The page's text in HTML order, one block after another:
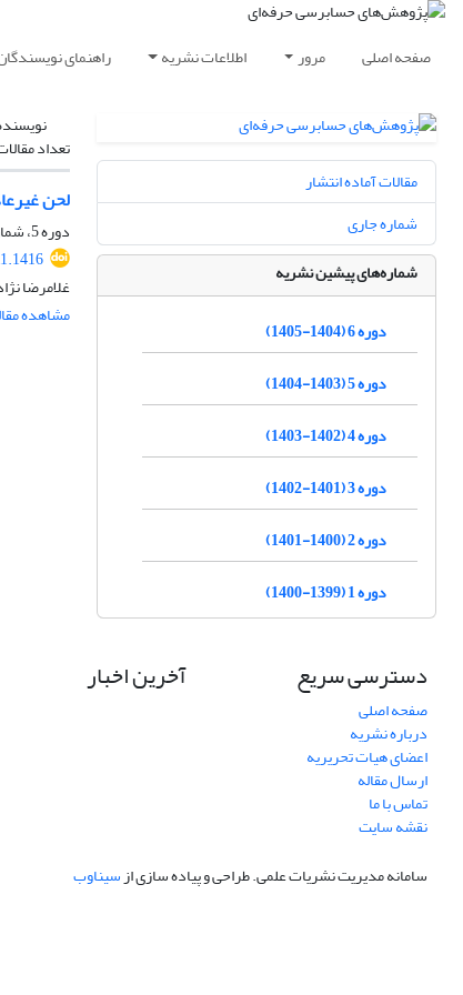
صفحه اصلی مرور اطلاعات نشریه راهنمای
تعداد
لحن
دوره 5، شماره 19، تابستان 1404، صفحه
غلامرضا
مشاهده
مقالات آماده انتشار
شماره جاری
شماره‌های پیشین نشریه
دوره 6 (1404-1405)
دوره 5 (1403-1404)
دوره 4 (1402-1403)
دوره 3 (1401-1402)
دوره 2 (1400-1401)
دوره 1 (1399-1400)
دسترسی سریع
صفحه اصلی
درباره نشریه
اعضای هیات تحریریه
ارسال مقاله
تماس با ما
نقشه سایت
آخرین اخبار
سامانه مدیریت نشریات علمی.طراحی و پیاده سازی ازسیناوب